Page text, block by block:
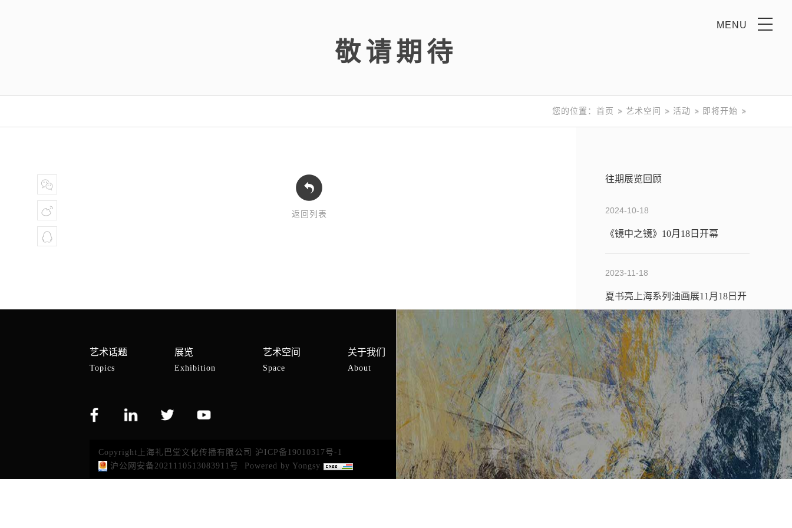
MENU
敬请期待
首页 艺术空间 活动 即将开始
您的位置：
返回列表
往期展览回顾
2024-10-18
《镜中之镜》10月18日开幕
2023-11-18
夏书亮上海系列油画展11月18日开
2019-04-08
20世纪杜塞尔多夫学院艺术家绘画
作品展
2019-01-25
隆冬中乐声涤荡的温暖聚会
MORE+
艺术话题
Topics
展览
Exhibition
艺术空间
Space
关于我们
About
Copyright上海礼巴堂文化传播有限公司
沪ICP备19010317号-1
沪公网安备2021110513083911号
Powered by Yongsy